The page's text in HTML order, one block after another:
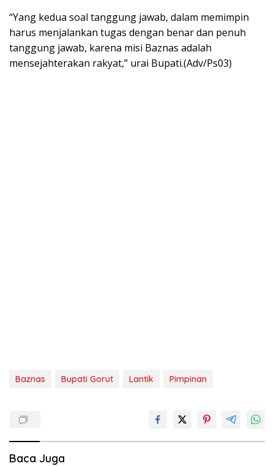
“Yang kedua soal tanggung jawab, dalam memimpin
harus menjalankan tugas dengan benar dan penuh
tanggung jawab, karena misi Baznas adalah
mensejahterakan rakyat,” urai Bupati.(Adv/Ps03)
Baznas Bupati Gorut Lantik Pimpinan
Baca Juga